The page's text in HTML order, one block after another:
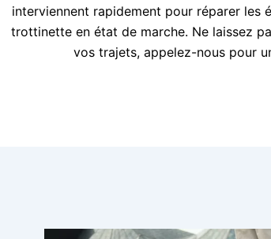
interviennent rapidement pour réparer les
trottinette en état de marche. Ne laissez
vos trajets, appelez-nous pour